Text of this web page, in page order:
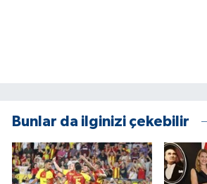
Bunlar da ilginizi çekebilir